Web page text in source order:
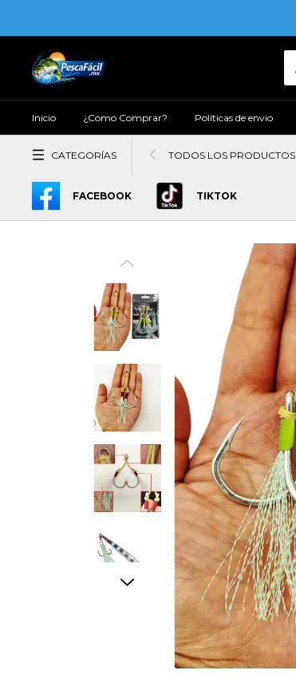
Inicio ¿Como Comprar? Políticas de envio
CATEGORÍAS TODOS LOS PRODUCTOS
FACEBOOK TIKTOK